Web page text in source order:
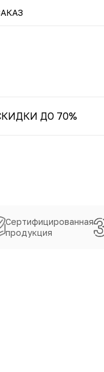
ДО 70%
Сертифицированная
продукция